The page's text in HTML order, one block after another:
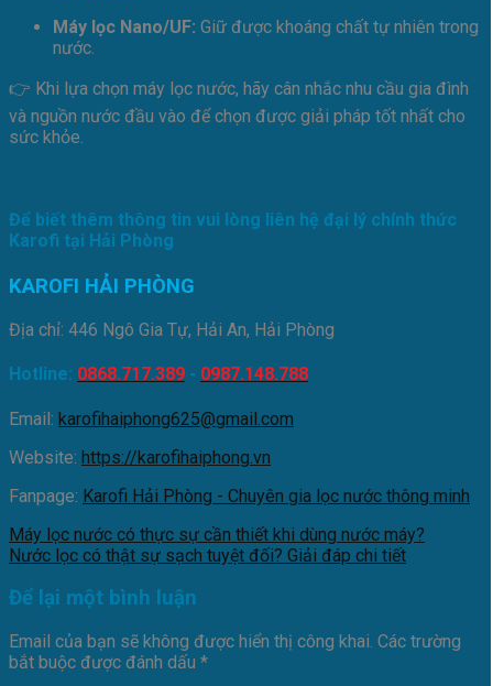
Máy lọc Nano/UF: Giữ được khoáng chất tự nhiên trong
nước.
👉 Khi lựa chọn máy lọc nước, hãy cân nhắc nhu cầu gia đình
và nguồn nước đầu vào để chọn được giải pháp tốt nhất cho
sức khỏe.
Để biết thêm thông tin vui lòng liên hệ đại lý chính thức
Karofi tại Hải Phòng
KAROFI HẢI PHÒNG
Địa chỉ: 446 Ngô Gia Tự, Hải An, Hải Phòng
Hotline: 0868.717.389 - 0987.148.788
Email: karofihaiphong625@gmail.com
Website: https://karofihaiphong.vn
Fanpage: Karofi Hải Phòng - Chuyên gia lọc nước thông minh
Máy lọc nước có thực sự cần thiết khi dùng nước máy?
Nước lọc có thật sự sạch tuyệt đối? Giải đáp chi tiết
Để lại một bình luận
Email của bạn sẽ không được hiển thị công khai. Các trường
bắt buộc được đánh dấu *